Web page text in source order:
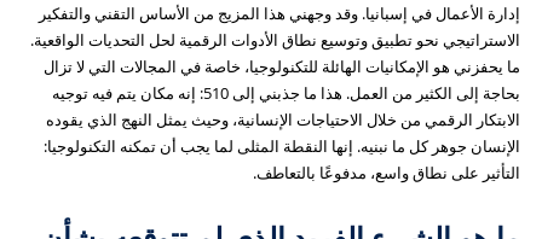
إدارة الأعمال في إسبانيا. وقد وجهني هذا المزيج من الأساس التقني والتفكير
الاستراتيجي نحو تطبيق وتوسيع نطاق الأدوات الرقمية لحل التحديات الواقعية.
ما يحفزني هو الإمكانيات الهائلة للتكنولوجيا، خاصة في المجالات التي لا تزال
بحاجة إلى الكثير من العمل. هذا ما جذبني إلى 510: إنه مكان يتم فيه توجيه
الابتكار الرقمي من خلال الاحتياجات الإنسانية، وحيث يمثل النهج الذي يقوده
الإنسان جوهر كل ما نبنيه. إنها النقطة المثلى لما يجب أن تمكنه التكنولوجيا:
التأثير على نطاق واسع، مدفوعًا بالتعاطف.